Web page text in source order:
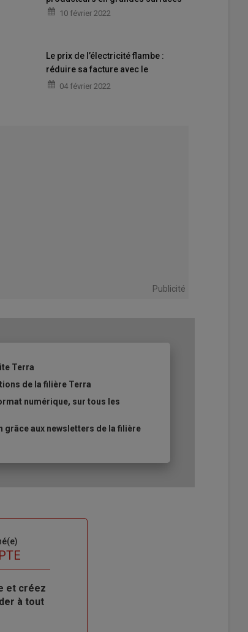
10 février 2022
Le prix de l’électricité flambe :
réduire sa facture avec le
photovoltaïque
04 février 2022
Publicité
Terra
de la filière Terra
numérique, sur tous les
grâce aux newsletters de la filière
et créez
à tout